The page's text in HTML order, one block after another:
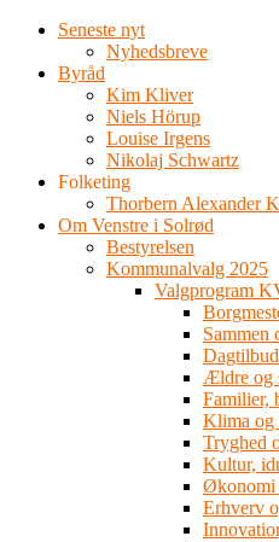
Seneste nyt
Nyhedsbreve
Byråd
Kim Kliver
Niels Hörup
Louise Irgens
Nikolaj Schwartz
Folketing
Thorbern Alexander
Om Venstre i Solrød
Bestyrelsen
Kommunalvalg 2025
Valgprogram
Sammen
Ældre og
Familier,
Klima og
Tryghed
Kultur,
Økonomi
Erhverv